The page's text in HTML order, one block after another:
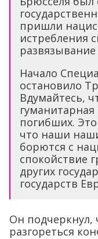
пришли
истребления
Начало
остановило
Вдумайтесь,
погибших.
что наши
борются с
спокойствие
других
государств
Он подчеркнул,
разгореться